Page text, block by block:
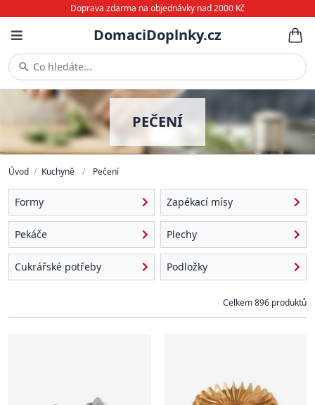
Doprava zdarma na objednávky nad 2000 Kč
DomaciDoplnky.cz
Co hledáte...
PEČENÍ
Úvod / Kuchyně / Pečení
Formy Zapékací mísy
Pekáče Plechy
Cukrářské potřeby Podložky
Celkem 896 produktů